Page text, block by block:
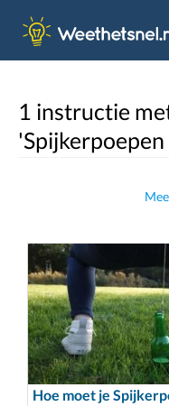
1 instructie
'Spijkerpoepen
Hoe moet je